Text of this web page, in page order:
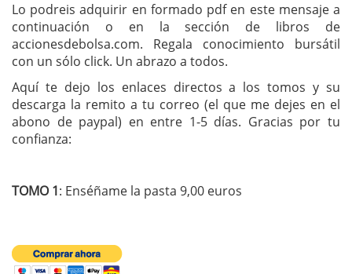
Lo podreis adquirir en formado pdf en este mensaje a
continuación o en la sección de libros de
accionesdebolsa.com. Regala conocimiento bursátil
con un sólo click. Un abrazo a todos.
Aquí te dejo los enlaces directos a los tomos y su
descarga la remito a tu correo (el que me dejes en el
abono de paypal) en entre 1-5 días. Gracias por tu
confianza:
TOMO 1: Enséñame la pasta 9,00 euros